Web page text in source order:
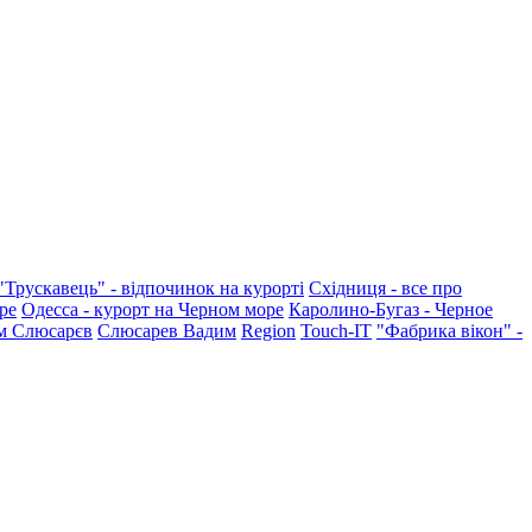
- відпочинок на курорті Східниця - все про
Одесса - курорт на Черном море Каролино-Бугаз - Черное
Слюсарєв Слюсарев Вадим Region Touch-IT "Фабрика вікон" -